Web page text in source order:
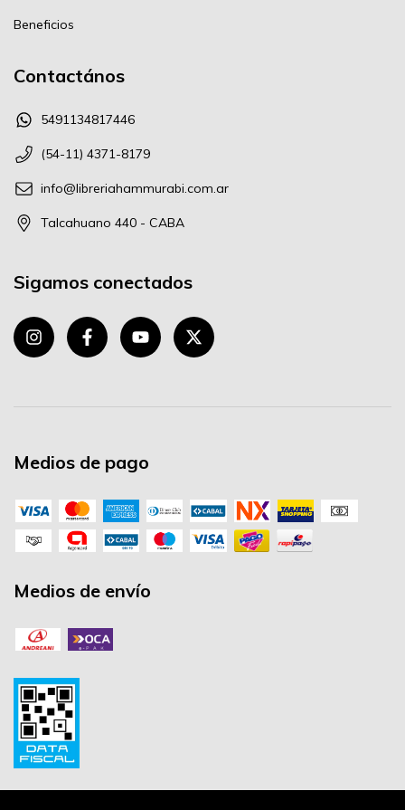
Beneficios
Contactános
5491134817446
(54-11) 4371-8179
info@libreriahammurabi.com.ar
Talcahuano 440 - CABA
Sigamos conectados
Medios de pago
Medios de envío